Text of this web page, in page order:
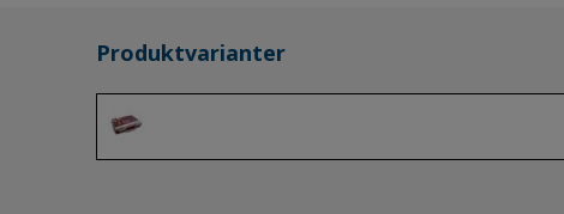
Produktvarianter